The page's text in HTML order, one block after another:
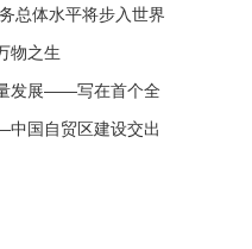
总体水平将步入世界
物之生
发展——写在首个全
国自贸区建设交出